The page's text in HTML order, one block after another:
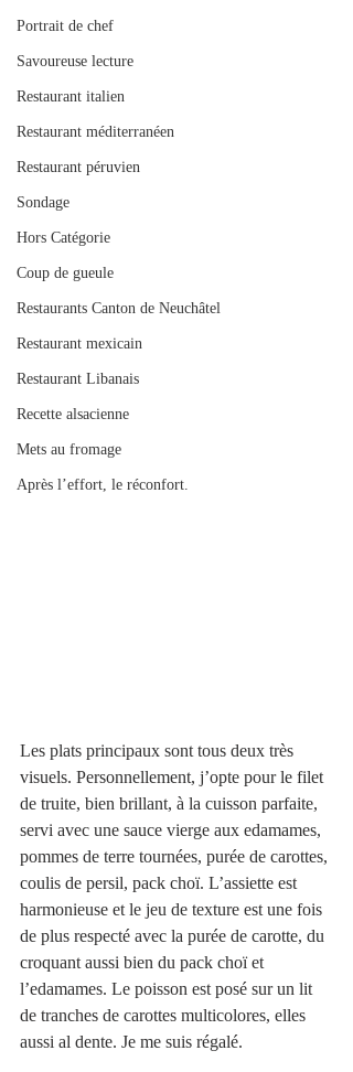
Portrait de chef
Savoureuse lecture
Restaurant italien
Restaurant méditerranéen
Restaurant péruvien
Sondage
Hors Catégorie
Coup de gueule
Restaurants Canton de Neuchâtel
Restaurant mexicain
Restaurant Libanais
Recette alsacienne
Mets au fromage
Après l’effort, le réconfort.
Les plats principaux sont tous deux très
visuels. Personnellement, j’opte pour le filet
de truite, bien brillant, à la cuisson parfaite,
servi avec une sauce vierge aux edamames,
pommes de terre tournées, purée de carottes,
coulis de persil, pack choï. L’assiette est
harmonieuse et le jeu de texture est une fois
de plus respecté avec la purée de carotte, du
croquant aussi bien du pack choï et
l’edamames. Le poisson est posé sur un lit
de tranches de carottes multicolores, elles
aussi al dente. Je me suis régalé.